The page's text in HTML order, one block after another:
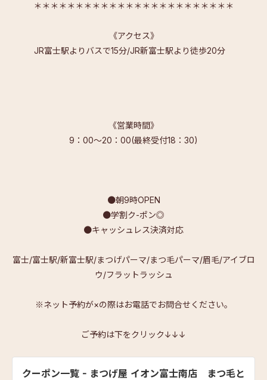
＊＊＊＊＊＊＊＊＊＊＊＊＊＊＊＊＊＊＊＊＊＊＊＊
《アクセス》
JR富士駅よりバスで15分/JR新富士駅より徒歩20分
《営業時間》
9：00～20：00(最終受付18：30)
●朝9時OPEN
●学割ク-ポン◎
●キャッシュレス決済対応
富士/富士駅/新富士駅/まつげパーマ/まつ毛パーマ/眉毛/アイブロ
ウ/フラットラッシュ
※ネット予約が×の際はお電話でお問合せください。
ご予約は下をクリック↓↓↓
クーポン一覧 - まつげ屋 イオン富士南店 まつ毛と